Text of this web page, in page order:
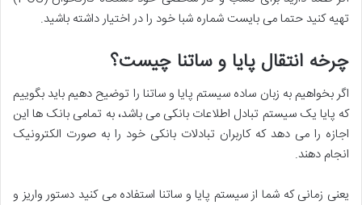
تهیه کنید حتما می بایست شماره شبا خود را در اختیار داشته باشید.
چرخه انتقال پایا و ساتنا چیست؟
اگر بخواهیم به زبان ساده سیستم پایا و ساتنا را توضیح دهیم باید بگوییم
که پایا یک سیستم تبادل اطلاعات بانکی می باشد، به تمامی بانک ها این
اجازه را می دهد که کاربران تبادلات بانکی خود را به صورت الکترونیک
انجام دهند.
یعنی زمانی که شما از سیستم پایا و ساتنا استفاده می کنید دستور واریز و